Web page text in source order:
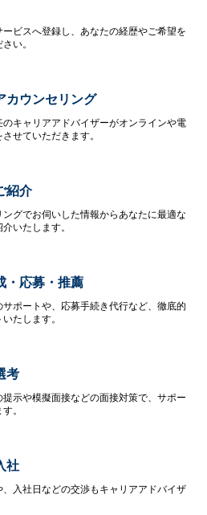
ービスへ登録し、あなたの経歴やご希望を
い。
カウンセリング
のキャリアアドバイザーがオンラインや電
せていただきます。
紹介
ングでお伺いした情報からあなたに最適な
いたします。
・応募・推薦
サポートや、応募手続き代行など、徹底的
たします。
考
提示や模擬面接などの面接対策で、サポー
。
社
、入社日などの交渉もキャリアアドバイザ